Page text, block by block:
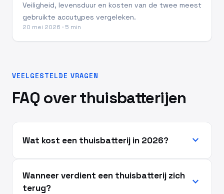
Veiligheid, levensduur en kosten van de twee meest
gebruikte accutypes vergeleken.
20 mei 2026 · 5 min
VEELGESTELDE VRAGEN
FAQ over thuisbatterijen
Wat kost een thuisbatterij in 2026? expand_more
Wanneer verdient een thuisbatterij zich
terug?
expand_more